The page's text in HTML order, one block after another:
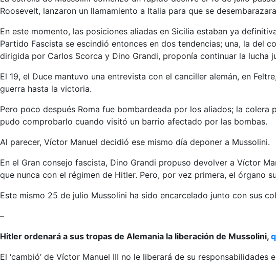
Roosevelt, lanzaron un llamamiento a Italia para que se
En este momento, las posiciones aliadas en Sicilia estaban ya
Partido Fascista se escindió entonces en dos tendencias; una, la del
dirigida por Carlos Scorca y Dino Grandi, proponía continuar la lucha
El 19, el Duce mantuvo una entrevista con el canciller alemán, en
guerra hasta la victoria.
Pero poco después Roma fue bombardeada por los aliados; la
pudo comprobarlo cuando visitó un barrio afectado por las bombas.
Al parecer, Víctor Manuel decidió ese mismo día deponer a Mussolini.
En el Gran consejo fascista, Dino Grandi propuso devolver a Víctor
que nunca con el régimen de Hitler. Pero, por vez primera, el órgano
Este mismo 25 de julio Mussolini ha sido encarcelado junto con sus
–
Hitler ordenará a sus tropas de Alemania la liberación de Mussolini,
El ‘cambió’ de Víctor Manuel III no le liberará de su responsabilidades